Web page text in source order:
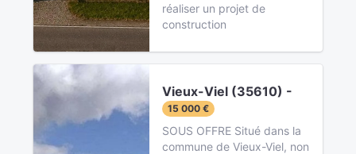
réaliser un projet de
construction
Vieux-Viel (35610) -
15 000 €
SOUS OFFRE Situé dans la
commune de Vieux-Viel, non